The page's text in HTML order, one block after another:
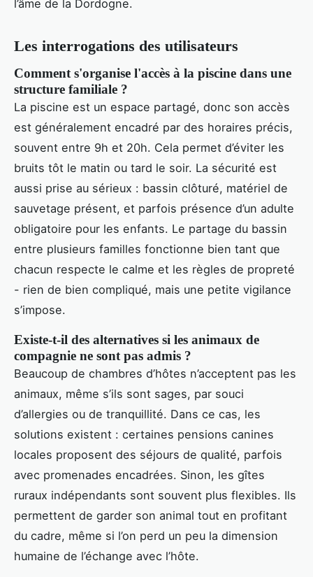
l’âme de la Dordogne.
Les interrogations des utilisateurs
Comment s'organise l'accès à la piscine dans une
structure familiale ?
La piscine est un espace partagé, donc son accès
est généralement encadré par des horaires précis,
souvent entre 9h et 20h. Cela permet d’éviter les
bruits tôt le matin ou tard le soir. La sécurité est
aussi prise au sérieux : bassin clôturé, matériel de
sauvetage présent, et parfois présence d’un adulte
obligatoire pour les enfants. Le partage du bassin
entre plusieurs familles fonctionne bien tant que
chacun respecte le calme et les règles de propreté
- rien de bien compliqué, mais une petite vigilance
s’impose.
Existe-t-il des alternatives si les animaux de
compagnie ne sont pas admis ?
Beaucoup de chambres d’hôtes n’acceptent pas les
animaux, même s’ils sont sages, par souci
d’allergies ou de tranquillité. Dans ce cas, les
solutions existent : certaines pensions canines
locales proposent des séjours de qualité, parfois
avec promenades encadrées. Sinon, les gîtes
ruraux indépendants sont souvent plus flexibles. Ils
permettent de garder son animal tout en profitant
du cadre, même si l’on perd un peu la dimension
humaine de l’échange avec l’hôte.